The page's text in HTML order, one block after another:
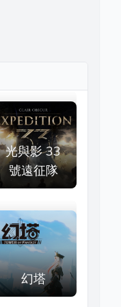
光與影 33
號遠征隊
幻塔